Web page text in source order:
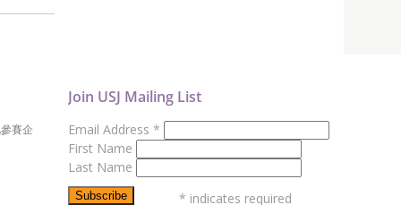
賽企
Join USJ Mailing List
Email Address *
First Name
Last Name
* indicates required